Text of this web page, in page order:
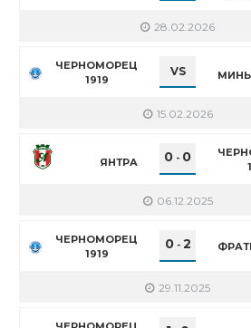
28.02.2026
ЧЕРНОМОРЕЦ
1919
VS
15.02.2026
ЯНТРА 0 - 0
06.12.2025
ЧЕРНОМОРЕЦ
1919
0- 2
29.11.2025